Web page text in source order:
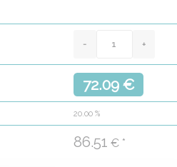
72.09 €
20.00 %
86.51 € *